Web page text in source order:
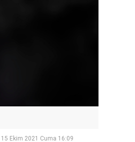
15 Ekim 2021 Cuma 16:09